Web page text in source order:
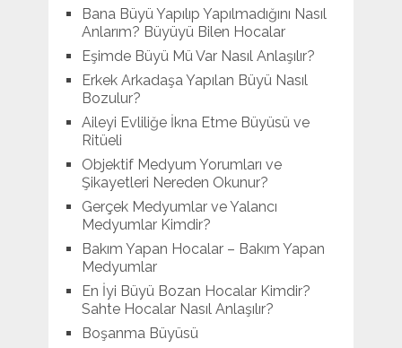
Bana Büyü Yapılıp Yapılmadığını Nasıl
Anlarım? Büyüyü Bilen Hocalar
Eşimde Büyü Mü Var Nasıl Anlaşılır?
Erkek Arkadaşa Yapılan Büyü Nasıl
Bozulur?
Aileyi Evliliğe İkna Etme Büyüsü ve
Ritüeli
Objektif Medyum Yorumları ve
Şikayetleri Nereden Okunur?
Gerçek Medyumlar ve Yalancı
Medyumlar Kimdir?
Bakım Yapan Hocalar – Bakım Yapan
Medyumlar
En İyi Büyü Bozan Hocalar Kimdir?
Sahte Hocalar Nasıl Anlaşılır?
Boşanma Büyüsü